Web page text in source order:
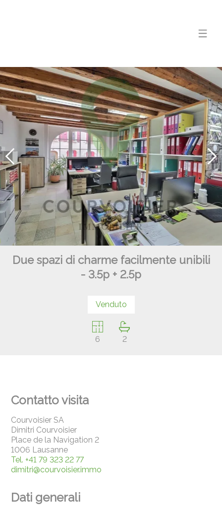
Due spazi di charme facilmente unibili
- 3.5p + 2.5p
Venduto
6 2
Contatto visita
Courvoisier SA
Dimitri Courvoisier
Place de la Navigation 2
1006 Lausanne
Tel. +41 79 323 22 77
dimitri@courvoisier.immo
Dati generali